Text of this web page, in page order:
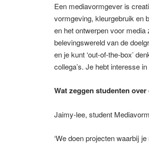
Een mediavormgever is
vormgeving, kleurgebruik en
en het ontwerpen voor
belevingswereld van de
en je kunt ‘out-of-the-box’
collega’s. Je hebt interesse
Wat zeggen studenten
Jaimy-lee, student
‘We doen projecten waarbij